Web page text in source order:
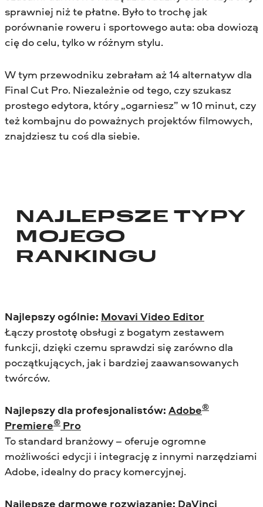
sprawniej niż te płatne. Było to trochę jak
porównanie roweru i sportowego auta: oba dowiozą
cię do celu, tylko w różnym stylu.
W tym przewodniku zebrałam aż 14 alternatyw dla
Final Cut Pro. Niezależnie od tego, czy szukasz
prostego edytora, który „ogarniesz” w 10 minut, czy
też kombajnu do poważnych projektów filmowych,
znajdziesz tu coś dla siebie.
NAJLEPSZE TYPY
MOJEGO
RANKINGU
Najlepszy ogólnie: Movavi Video Editor
Łączy prostotę obsługi z bogatym zestawem
funkcji, dzięki czemu sprawdzi się zarówno dla
początkujących, jak i bardziej zaawansowanych
twórców.
Najlepszy dla profesjonalistów: Adobe®
Premiere® Pro
To standard branżowy – oferuje ogromne
możliwości edycji i integrację z innymi narzędziami
Adobe, idealny do pracy komercyjnej.
Najlepsze darmowe rozwiązanie: DaVinci